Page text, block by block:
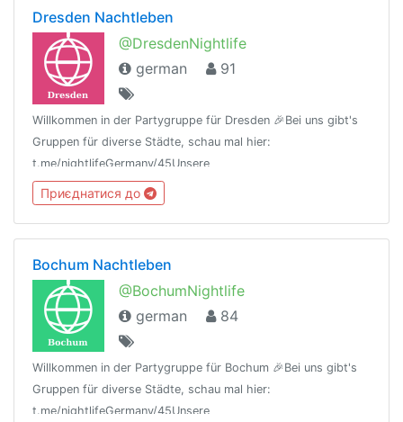
Dresden Nachtleben
@DresdenNightlife
german
91
Willkommen in der Partygruppe für Dresden 🎉Bei uns gibt's
Gruppen für diverse Städte, schau mal hier:
t.me/nightlifeGermany/45Unsere
Regeln:t.me/nightlifeGermany/44Offtopic
Gruppe:https://t.me/NightlifeGermanySandbox
Приєднатися до
Bochum Nachtleben
@BochumNightlife
german
84
Willkommen in der Partygruppe für Bochum 🎉Bei uns gibt's
Gruppen für diverse Städte, schau mal hier:
t.me/nightlifeGermany/45Unsere